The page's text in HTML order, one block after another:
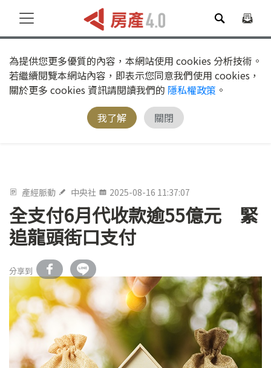
為提供您更多優質的內容，本網站使用 cookies 分析技術。
若繼續閱覽本網站內容，即表示您同意我們使用 cookies，
關於更多 cookies 資訊請閱讀我們的 隱私權政策 。
我了解
關閉
產經脈動 中央社 2025-08-16 11:37:07
全支付6月代收款逾55億元 緊
追龍頭街口支付
分享到